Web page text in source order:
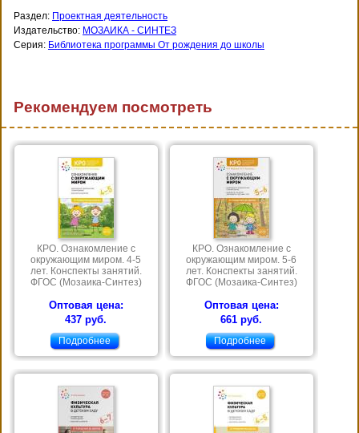
Раздел: Проектная деятельность
Издательство: МОЗАИКА - СИНТЕЗ
Серия: Библиотека программы От рождения до школы
Рекомендуем посмотреть
КРО. Ознакомление с
окружающим миром. 4-5
лет. Конспекты занятий.
ФГОС (Мозаика-Синтез)
Оптовая цена:
437 руб.
Подробнее
КРО. Ознакомление с
окружающим миром. 5-6
лет. Конспекты занятий.
ФГОС (Мозаика-Синтез)
Оптовая цена:
661 руб.
Подробнее